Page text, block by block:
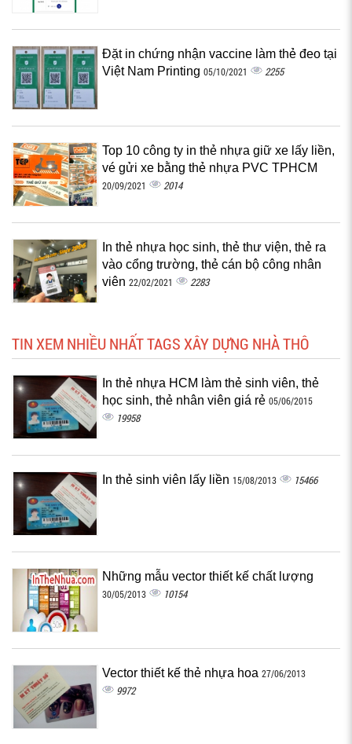
Đặt in chứng nhận vaccine làm thẻ đeo tại
Việt Nam Printing 05/10/2021 2255
Top 10 công ty in thẻ nhựa giữ xe lấy liền,
vé gửi xe bằng thẻ nhựa PVC TPHCM
20/09/2021 2014
In thẻ nhựa học sinh, thẻ thư viện, thẻ ra
vào cổng trường, thẻ cán bộ công nhân
viên 22/02/2021 2283
TIN XEM NHIỀU NHẤT TAGS XÂY DỰNG NHÀ THÔ
In thẻ nhựa HCM làm thẻ sinh viên, thẻ
học sinh, thẻ nhân viên giá rẻ 05/06/2015
19958
In thẻ sinh viên lấy liền 15/08/2013 15466
Những mẫu vector thiết kế chất lượng
30/05/2013 10154
Vector thiết kế thẻ nhựa hoa 27/06/2013
9972